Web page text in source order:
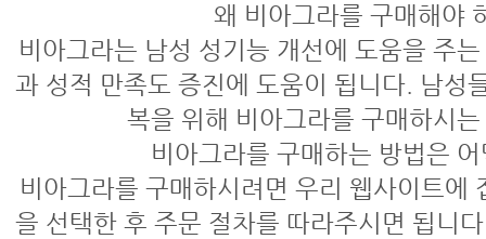
왜 비아그라를 구매해야
비아그라는 남성 성기능 개선에 도움을 주
과 성적 만족도 증진에 도움이 됩니다. 남성
복을 위해 비아그라를 구매하시
비아그라를 구매하는 방법은
비아그라를 구매하시려면 우리 웹사이트에
을 선택한 후 주문 절차를 따라주시면 됩니